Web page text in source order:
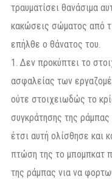
τραυματίσει θανάσιμα
κακώσεις σώματος από
επήλθε ο θάνατος του.
1. Δεν προκύπτει το
ασφαλείας των
ούτε στοιχειωδώς το
συγκράτησης της
έτσι αυτή ολίσθησε και
πτώση της το μπομπκατ
της ράμπας νια να